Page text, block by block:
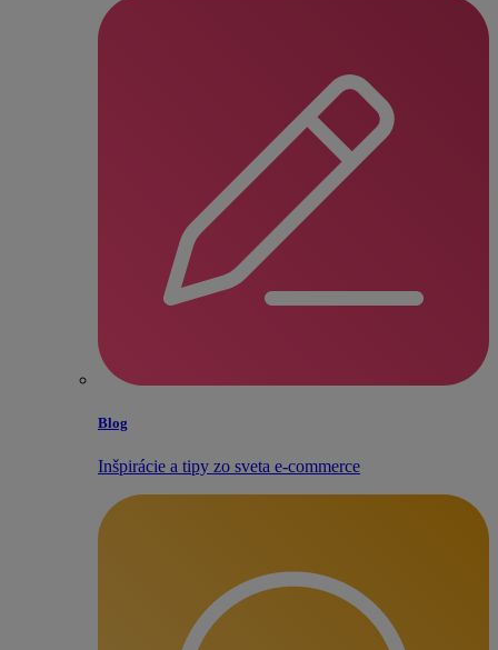
Blog
Inšpirácie a tipy zo sveta e‑commerce